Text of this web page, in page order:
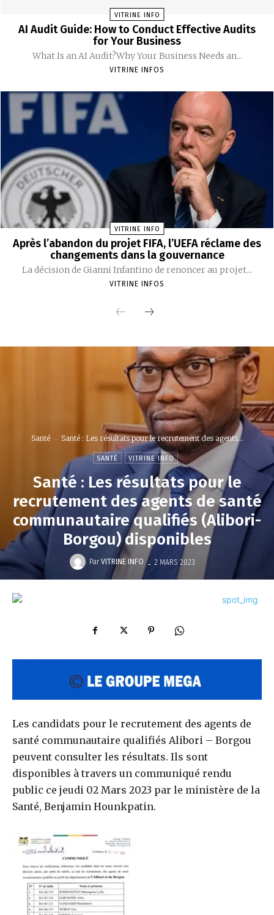
VITRINE INFO
AI Audit Guide: How to Conduct Effective Audits
for Your Business
What Is an AI Audit?Why Your Business Needs an...
VITRINE INFOS
VITRINE INFO
Après l’abandon du projet FIFA, l’UEFA réclame des
changements dans la gouvernance
La décision de Gianni Infantino de renoncer au projet...
VITRINE INFOS